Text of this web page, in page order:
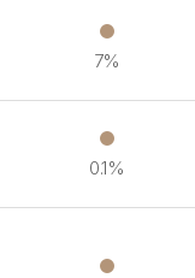
7%
0.1%